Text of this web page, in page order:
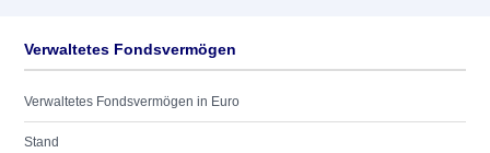
Verwaltetes Fondsvermögen
Verwaltetes Fondsvermögen in Euro
Stand